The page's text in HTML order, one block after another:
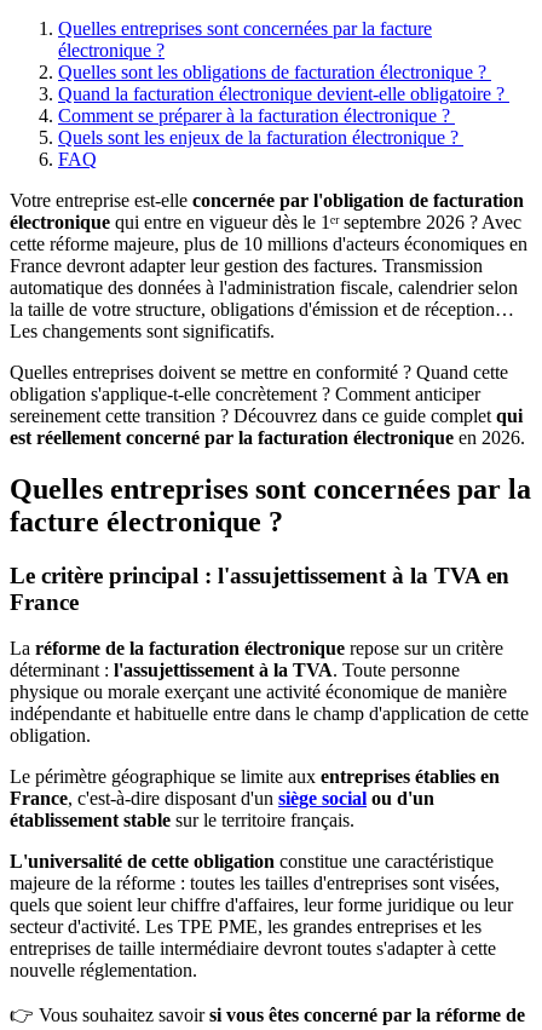
Quelles entreprises sont concernées par la facture
électronique ?
Quelles sont les obligations de facturation électronique ?
Quand la facturation électronique devient-elle obligatoire ?
Comment se préparer à la facturation électronique ?
Quels sont les enjeux de la facturation électronique ?
FAQ
Votre entreprise est-elle concernée par l'obligation de facturation
électronique qui entre en vigueur dès le 1ᵉʳ septembre 2026 ? Avec
cette réforme majeure, plus de 10 millions d'acteurs économiques en
France devront adapter leur gestion des factures. Transmission
automatique des données à l'administration fiscale, calendrier selon
la taille de votre structure, obligations d'émission et de réception…
Les changements sont significatifs.
Quelles entreprises doivent se mettre en conformité ? Quand cette
obligation s'applique-t-elle concrètement ? Comment anticiper
sereinement cette transition ? Découvrez dans ce guide complet qui
est réellement concerné par la facturation électronique en 2026.
Quelles entreprises sont concernées par la
facture électronique ?
Le critère principal : l'assujettissement à la TVA en
France
La réforme de la facturation électronique repose sur un critère
déterminant : l'assujettissement à la TVA. Toute personne
physique ou morale exerçant une activité économique de manière
indépendante et habituelle entre dans le champ d'application de cette
obligation.
Le périmètre géographique se limite aux entreprises établies en
France, c'est-à-dire disposant d'un siège social ou d'un
établissement stable sur le territoire français.
L'universalité de cette obligation constitue une caractéristique
majeure de la réforme : toutes les tailles d'entreprises sont visées,
quels que soient leur chiffre d'affaires, leur forme juridique ou leur
secteur d'activité. Les TPE PME, les grandes entreprises et les
entreprises de taille intermédiaire devront toutes s'adapter à cette
nouvelle réglementation.
👉 Vous souhaitez savoirsi vous êtes concerné par la réforme de